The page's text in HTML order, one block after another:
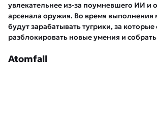
увлекательнее из-за поумневшего ИИ и
арсенала оружия. Во время выполнения
будут зарабатывать тугрики, за которые
разблокировать новые умения и
Atomfall